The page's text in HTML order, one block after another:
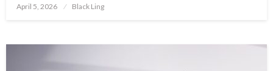
Posted
April 5, 2026 Black Ling